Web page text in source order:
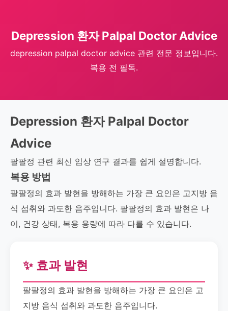
Depression 환자 Palpal Doctor Advice
depression palpal doctor advice 관련 전문 정보입니다.
복용 전 필독.
Depression 환자 Palpal Doctor
Advice
팔팔정 관련 최신 임상 연구 결과를 쉽게 설명합니다.
복용 방법
팔팔정의 효과 발현을 방해하는 가장 큰 요인은 고지방 음
식 섭취와 과도한 음주입니다. 팔팔정의 효과 발현은 나
이, 건강 상태, 복용 용량에 따라 다를 수 있습니다.
✨ 효과 발현
팔팔정의 효과 발현을 방해하는 가장 큰 요인은 고
지방 음식 섭취와 과도한 음주입니다.